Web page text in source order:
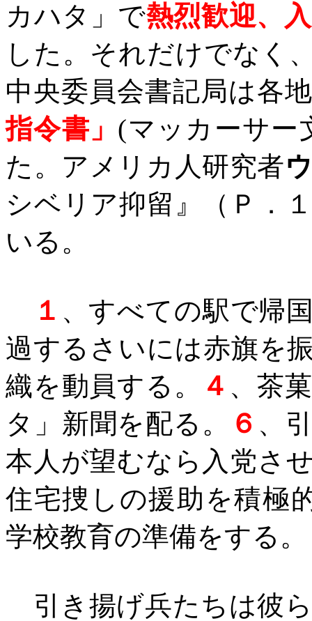
カハタ」で熱烈歓迎、
した。それだけでなく
中央委員会書記局は各
指令書」 (マッカーサー
た。アメリカ人研究者
シベリア抑留』（Ｐ．
いる。
１ 、すべての駅で帰
過するさいには赤旗を
織を動員する。
４ 、茶
タ」新聞を配る。
６ 、
本人が望むなら入党さ
住宅捜しの援助を積極
学校教育の準備をする。
引き揚げ兵たちは彼